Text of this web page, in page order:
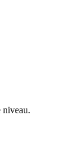
niveau.